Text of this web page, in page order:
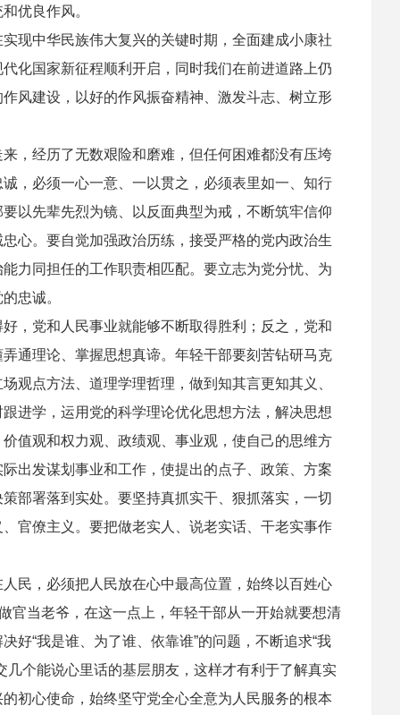
优良作风。
中华民族伟大复兴的关键时期，全面建成小康社
化国家新征程顺利开启，同时我们在前进道路上仍
风建设，以好的作风振奋精神、激发斗志、树立形
经历了无数艰险和磨难，但任何困难都没有压垮
，必须一心一意、一以贯之，必须表里如一、知行
以先辈先烈为镜、以反面典型为戒，不断筑牢信仰
心。要自觉加强政治历练，接受严格的党内政治生
力同担任的工作职责相匹配。要立志为党分忧、为
忠诚。
党和人民事业就能够不断取得胜利；反之，党和
通理论、掌握思想真谛。年轻干部要刻苦钻研马克
观点方法、道理学理哲理，做到知其言更知其义、
进学，运用党的科学理论优化思想方法，解决思想
值观和权力观、政绩观、事业观，使自己的思维方
出发谋划事业和工作，使提出的点子、政策、方案
部署落到实处。要坚持真抓实干、狠抓落实，一切
官僚主义。要把做老实人、说老实话、干老实事作
，必须把人民放在心中最高位置，始终以百姓心
官当老爷，在这一点上，年轻干部从一开始就要想清
好“我是谁、为了谁、依靠谁”的问题，不断追求“我
个能说心里话的基层朋友，这样才有利于了解真实
初心使命，始终坚守党全心全意为人民服务的根本